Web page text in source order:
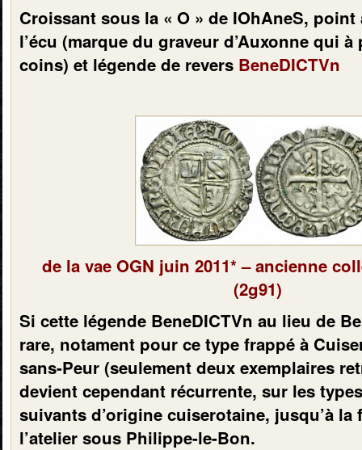
Croissant sous la « O » de IOhAneS,
l’écu (marque du graveur d’Auxonne qui
coins) et légende de revers BeneDICTVn
de la vae OGN juin 2011* – ancienne
(2g91)
Si cette légende BeneDICTVn au lieu de
rare, notament pour ce type frappé à
sans-Peur (seulement deux exemplaires
devient cependant récurrente, sur les
suivants d’origine cuiserotaine, jusqu’à la
l’atelier sous Philippe-le-Bon.